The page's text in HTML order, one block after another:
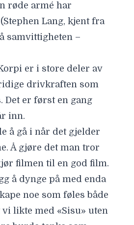
røde armé har
Lang, kjent fra
samvittigheten –
er i store deler av
drivkraften som
Det er først en gang
inn.
å gå i når det gjelder
Å gjøre det man tror
filmen til en god film.
å dynge på med enda
noe som føles både
likte med «Sisu» uten